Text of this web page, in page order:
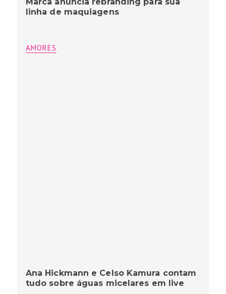
Marca anuncia rebranding para sua
linha de maquiagens
AMORES
Ana Hickmann e Celso Kamura contam
tudo sobre águas micelares em live